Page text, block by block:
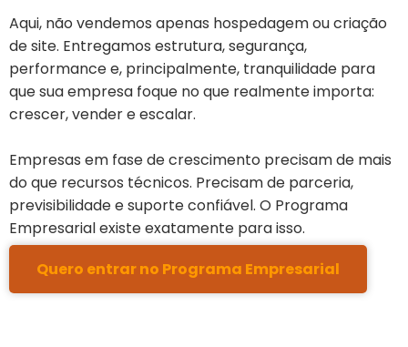
Aqui, não vendemos apenas hospedagem ou criação
de site. Entregamos estrutura, segurança,
performance e, principalmente, tranquilidade para
que sua empresa foque no que realmente importa:
crescer, vender e escalar.
Empresas em fase de crescimento precisam de mais
do que recursos técnicos. Precisam de parceria,
previsibilidade e suporte confiável. O Programa
Empresarial existe exatamente para isso.
Quero entrar no Programa Empresarial